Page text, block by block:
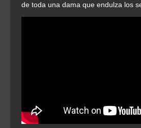
de toda una dama que endulza los